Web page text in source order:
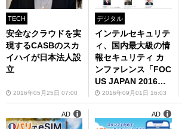
TECH
安全なクラウドを実
現するCASBのスカ
イハイが日本法人設
立
2016年05月25日 07:00
デジタル
インテルセキュリテ
ィ、国内最大級の情
報セキュリティ カ
ンファレンス「FOC
US JAPAN 2016」
を開催
2016年09月01日 16:03
AD AD